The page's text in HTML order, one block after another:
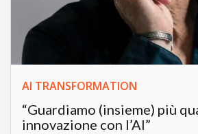
AI TRANSFORMATION
“Guardiamo (insieme) più
innovazione con l’AI”